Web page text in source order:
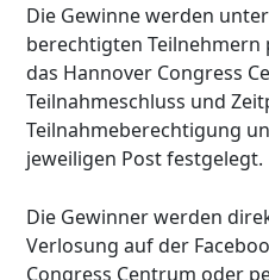
Die Gewinne werden
berechtigten
das Hannover Congress
Teilnahmeschluss und
Teilnahmeberechtigung
jeweiligen Post festgelegt.
Die Gewinner werden
Verlosung auf der
Congress Centrum oder